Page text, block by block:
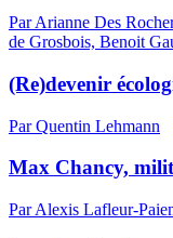
Par Arianne Des
de Grosbois, Benoit
(Re)devenir
Par Quentin Lehmann
Max Chancy,
Par Alexis Lafleur-